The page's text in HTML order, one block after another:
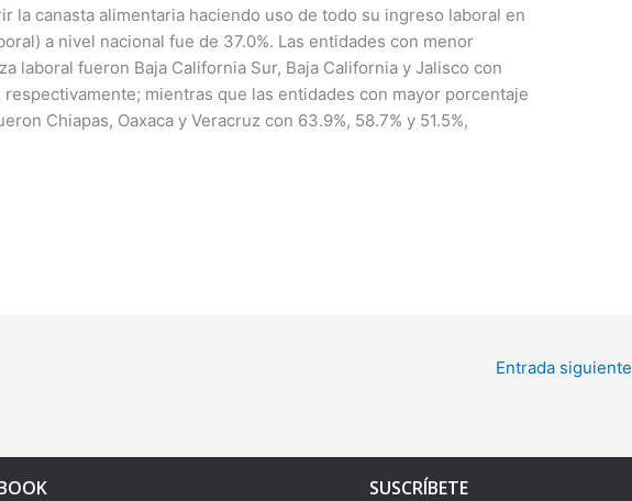
la canasta alimentaria haciendo uso de todo su ingreso laboral en
a nivel nacional fue de 37.0%. Las entidades con menor
laboral fueron Baja California Sur, Baja California y Jalisco con
respectivamente; mientras que las entidades con mayor porcentaje
Chiapas, Oaxaca y Veracruz con 63.9%, 58.7% y 51.5%,
Entrada siguiente
SUSCRÍBETE